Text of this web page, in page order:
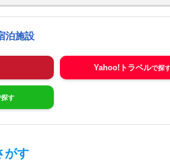
泊施設
Yahoo!トラベル
がす